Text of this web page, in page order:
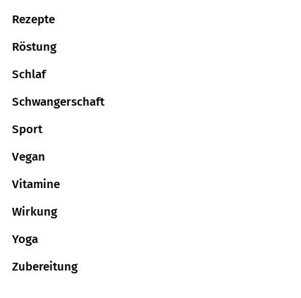
Rezepte
Röstung
Schlaf
Schwangerschaft
Sport
Vegan
Vitamine
Wirkung
Yoga
Zubereitung